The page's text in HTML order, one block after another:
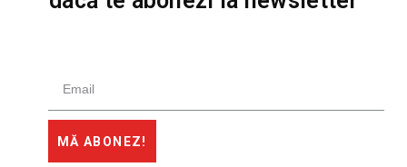
179,00
MĂ ABONEZ!